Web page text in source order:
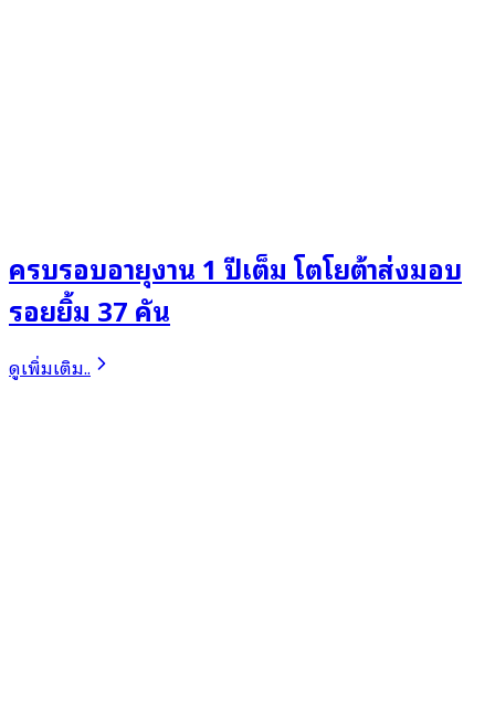
ครบรอบอายุงาน 1 ปีเต็ม โตโยต้าส่งมอบ
รอยยิ้ม 37 คัน
ดูเพิ่มเติม..